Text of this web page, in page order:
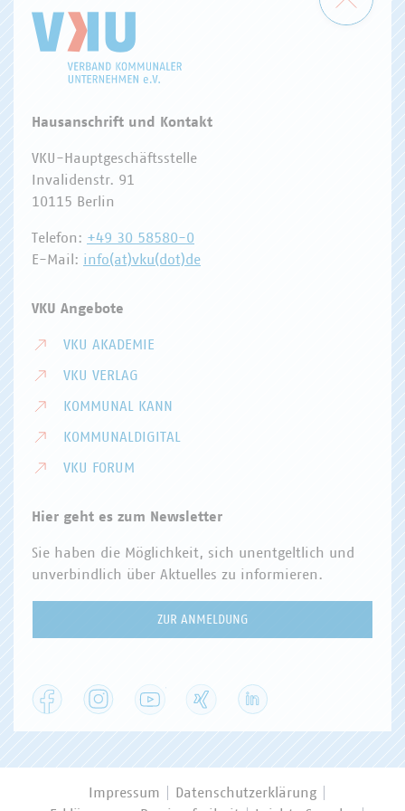
Hausanschrift und Kontakt
VKU-Hauptgeschäftsstelle
Invalidenstr. 91
10115 Berlin
Telefon: +49 30 58580-0
E-Mail: info(at)vku(dot)de
VKU Angebote
VKU AKADEMIE
VKU VERLAG
KOMMUNAL KANN
KOMMUNALDIGITAL
VKU FORUM
Hier geht es zum Newsletter
Sie haben die Möglichkeit, sich unentgeltlich und
unverbindlich über Aktuelles zu informieren.
ZUR ANMELDUNG
Facebook Instagram YouTube
Impressum
Datenschutzerklärung